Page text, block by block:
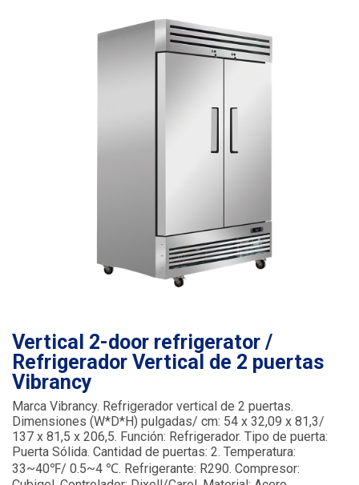
Vertical 2-door refrigerator /
Refrigerador Vertical de 2 puertas
Vibrancy
Marca Vibrancy. Refrigerador vertical de 2 puertas.
Dimensiones (W*D*H) pulgadas/ cm: 54 x 32,09 x 81,3/
137 x 81,5 x 206,5. Función: Refrigerador. Tipo de puerta:
Puerta Sólida. Cantidad de puertas: 2. Temperatura:
33~40℉/ 0.5~4 ℃. Refrigerante: R290. Compresor: